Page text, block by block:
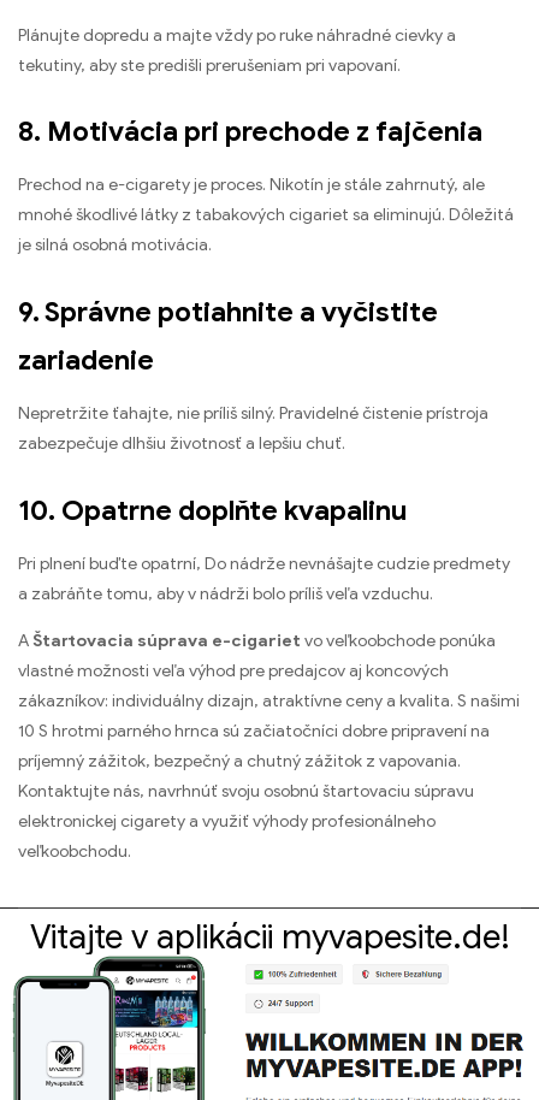
Plánujte dopredu a majte vždy po ruke náhradné cievky a
tekutiny, aby ste predišli prerušeniam pri vapovaní.
8. Motivácia pri prechode z fajčenia
Prechod na e-cigarety je proces. Nikotín je stále zahrnutý, ale
mnohé škodlivé látky z tabakových cigariet sa eliminujú. Dôležitá
je silná osobná motivácia.
9. Správne potiahnite a vyčistite
zariadenie
Nepretržite ťahajte, nie príliš silný. Pravidelné čistenie prístroja
zabezpečuje dlhšiu životnosť a lepšiu chuť.
10. Opatrne doplňte kvapalinu
Pri plnení buďte opatrní, Do nádrže nevnášajte cudzie predmety
a zabráňte tomu, aby v nádrži bolo príliš veľa vzduchu.
AŠtartovacia súprava e-cigariet vo veľkoobchode ponúka
vlastné možnosti veľa výhod pre predajcov aj koncových
zákazníkov: individuálny dizajn, atraktívne ceny a kvalita. S našimi
10 S hrotmi parného hrnca sú začiatočníci dobre pripravení na
príjemný zážitok, bezpečný a chutný zážitok z vapovania.
Kontaktujte nás, navrhnúť svoju osobnú štartovaciu súpravu
elektronickej cigarety a využiť výhody profesionálneho
veľkoobchodu.
Vitajte v aplikácii myvapesite.de!